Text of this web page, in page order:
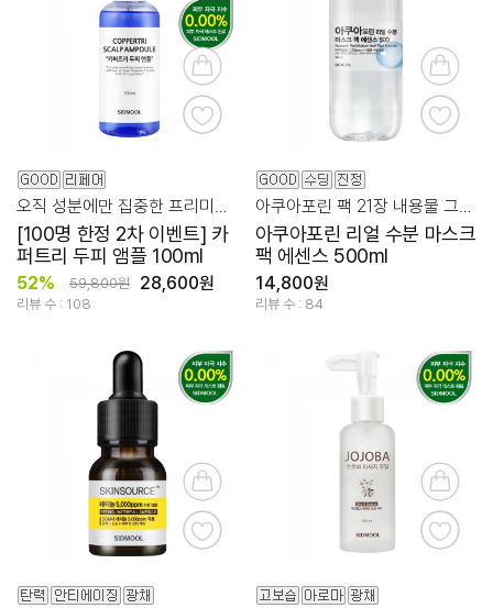
[100명 한정 2차 이벤트] 카
퍼트리 두피 앰플 100ml
52% 59,800원 28,600원
리뷰 수 : 108
아쿠아포린 리얼 수분 마스크
팩 에센스 500ml
14,800원
리뷰 수 : 84